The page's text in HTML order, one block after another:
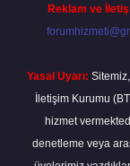
Reklam ve
Yasal Uyarı:
İletişim Kurumu
hizmet
denetleme veya